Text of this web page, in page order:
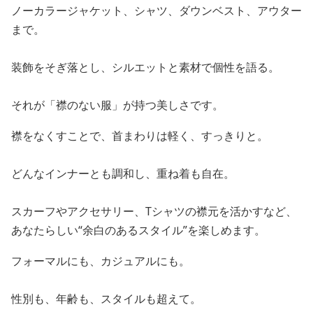
ノーカラージャケット、シャツ、ダウンベスト、アウター
まで。
装飾をそぎ落とし、シルエットと素材で個性を語る。
それが「襟のない服」が持つ美しさです。
襟をなくすことで、首まわりは軽く、すっきりと。
どんなインナーとも調和し、重ね着も自在。
スカーフやアクセサリー、Tシャツの襟元を活かすなど、
あなたらしい“余白のあるスタイル”を楽しめます。
フォーマルにも、カジュアルにも。
性別も、年齢も、スタイルも超えて。